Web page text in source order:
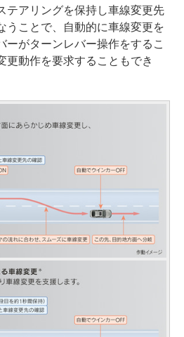
テアリングを保持し車線変更先
うことで、自動的に車線変更を
ーがターンレバー操作をするこ
更動作を要求することもでき